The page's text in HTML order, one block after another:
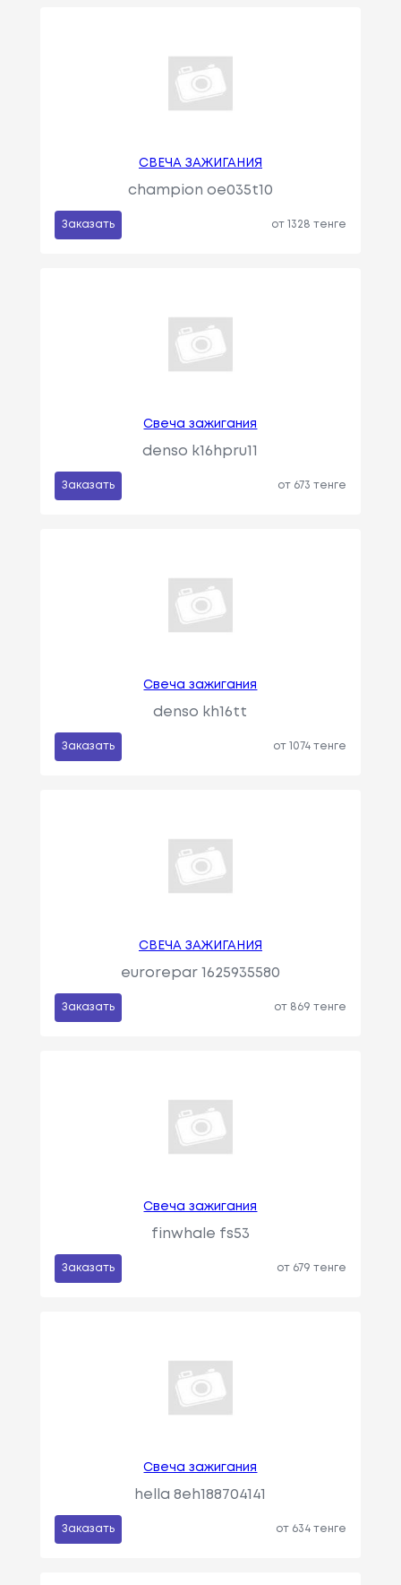
СВЕЧА ЗАЖИГАНИЯ
champion oe035t10
Заказать от 1328 тенге
Свеча зажигания
denso k16hpru11
Заказать от 673 тенге
Свеча зажигания
denso kh16tt
Заказать от 1074 тенге
СВЕЧА ЗАЖИГАНИЯ
eurorepar 1625935580
Заказать от 869 тенге
Свеча зажигания
finwhale fs53
Заказать от 679 тенге
Свеча зажигания
hella 8eh188704141
Заказать от 634 тенге